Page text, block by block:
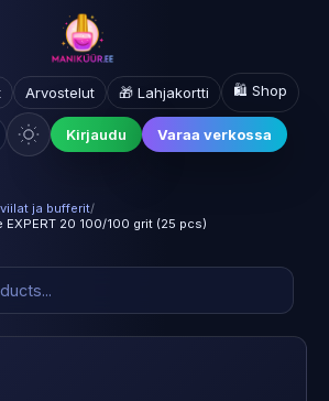
Arvostelut 🎁 Lahjakortti 🛍️ Shop
Kirjaudu Varaa verkossa
ja bufferit/
20 100/100 grit (25 pcs)